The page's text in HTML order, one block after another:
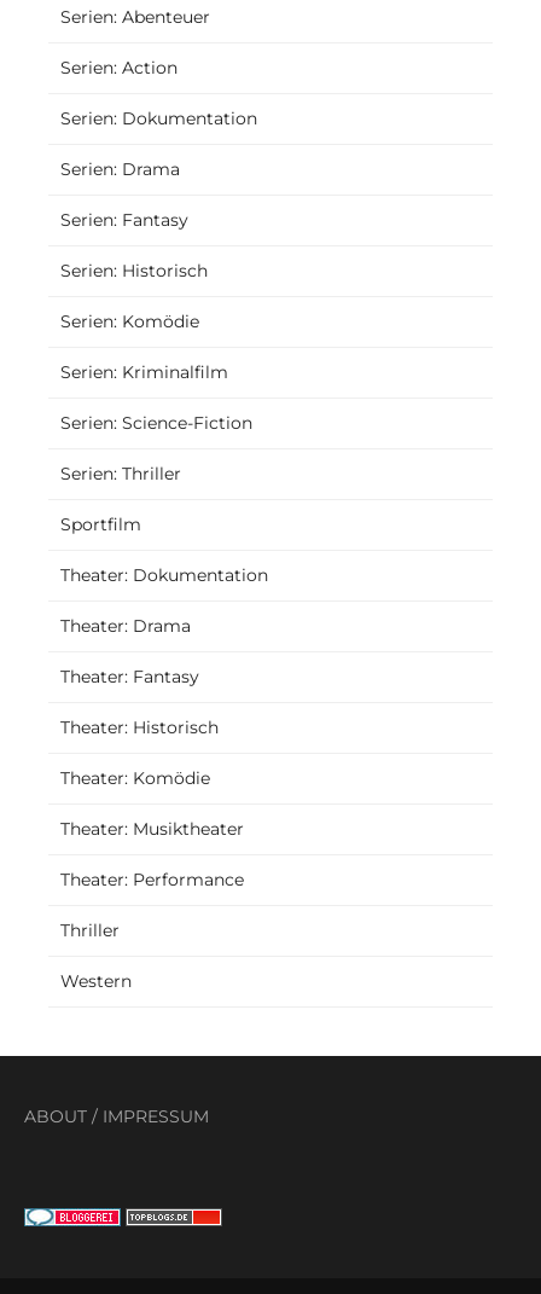
Serien: Abenteuer
Serien: Action
Serien: Dokumentation
Serien: Drama
Serien: Fantasy
Serien: Historisch
Serien: Komödie
Serien: Kriminalfilm
Serien: Science-Fiction
Serien: Thriller
Sportfilm
Theater: Dokumentation
Theater: Drama
Theater: Fantasy
Theater: Historisch
Theater: Komödie
Theater: Musiktheater
Theater: Performance
Thriller
Western
ABOUT / IMPRESSUM